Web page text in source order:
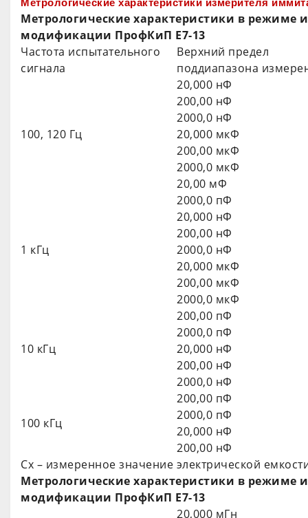
Метрологические характеристики измерителя
Метрологические характеристики в режиме
модификации ПрофКиП Е7-13
Частота испытательного
сигнала
Верхний предел
поддиапазона
100, 120 Гц
20,000 нФ
200,00 нФ
2000,0 нФ
20,000 мкФ
200,00 мкФ
2000,0 мкФ
20,00 мФ
1 кГц
2000,0 пФ
20,000 нФ
200,00 нФ
2000,0 нФ
20,000 мкФ
200,00 мкФ
2000,0 мкФ
10 кГц
200,00 пФ
2000,0 пФ
20,000 нФ
200,00 нФ
2000,0 нФ
100 кГц
200,00 пФ
2000,0 пФ
20,000 нФ
200,00 нФ
Сх – измеренное значение электрической
Метрологические характеристики в режиме
модификации ПрофКиП Е7-13
20,000 мГн